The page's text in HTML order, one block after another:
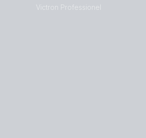
Victron Professionel